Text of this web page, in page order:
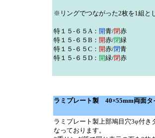
※リングでつながった2枚を1組と
特１５-６５A： 開青/閉赤
特１５-６５B： 開赤/閉緑
特１５-６５C： 開赤/閉青
特１５-６５D： 開緑/閉赤
ラミプレート製 40×55mm両面タ
ラミプレート製上部鳩目穴3φ付
なっております。